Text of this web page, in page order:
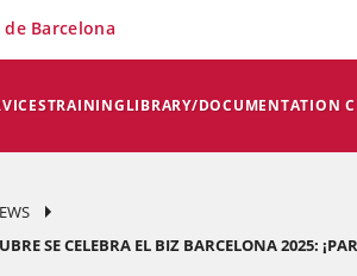
TRAININGLIBRARY/DOCUMENTATION
de Barcelona
SE CELEBRA EL BIZ BARCELONA 2025: